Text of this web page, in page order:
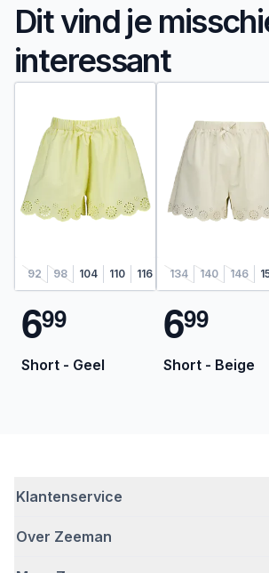
Dit vind je
interessant
92 98 104 110 116 122 128
699
Short - Geel
134 140 146
699
Short - Beige
Klantenservice
Veelgestelde vragen
Over Zeeman